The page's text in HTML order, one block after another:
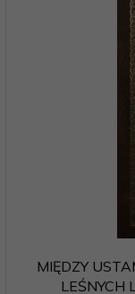
MIĘDZY
LEŚNYCH